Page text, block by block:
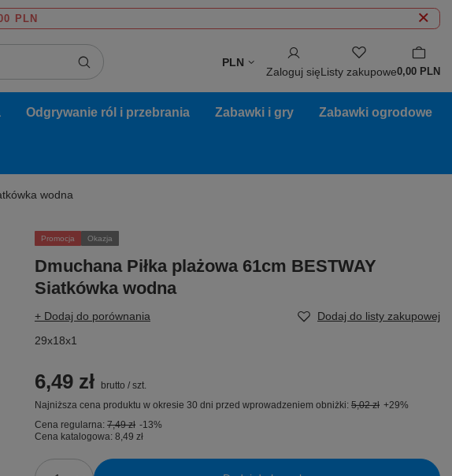
PLN
PLN
Zaloguj sięListy zakupowe0,00 PLN
Odgrywanie ról i przebrania Zabawki i gry Zabawki ogrodowe
wodna
Promocja Okazja
Dmuchana Piłka plażowa 61cm BESTWAY
Siatkówka wodna
+ Dodaj do porównania
Dodaj do listy zakupowej
29x18x1
6,49 zł brutto / szt.
Najniższa cena produktu w okresie 30 dni przed wprowadzeniem obniżki: 5,02 zł +29%
Cena regularna: 7,49 zł -13%
Cena katalogowa: 8,49 zł